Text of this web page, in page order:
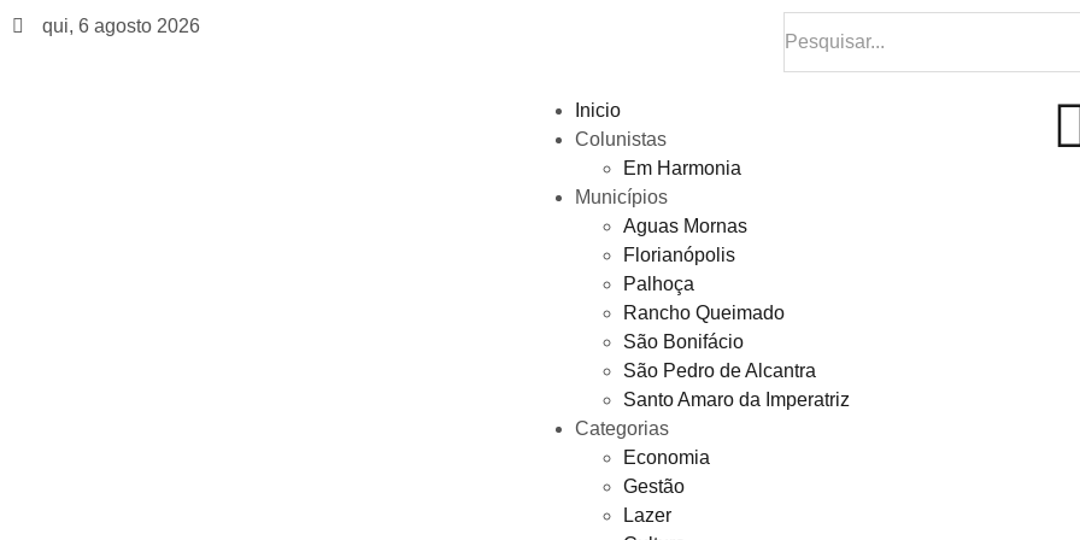
qui, 6 agosto 2026
Inicio
Colunistas
Em Harmonia
Municípios
Aguas Mornas
Florianópolis
Palhoça
Rancho Queimado
São Bonifácio
São Pedro de Alcantra
Santo Amaro da Imperatriz
Categorias
Economia
Gestão
Lazer